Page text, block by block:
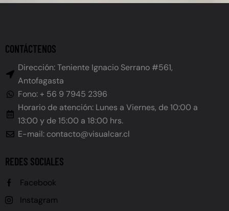
CONTÁCTENOS
Dirección: Teniente Ignacio Serrano #561,
Antofagasta
Fono: + 56 9 7945 2396
Horario de atención: Lunes a Viernes, de 10:00 a
13:00 y de 15:00 a 18:00 hrs.
E-mail: contacto@visualcar.cl
REDES SOCIALES
Facebook
Instagram